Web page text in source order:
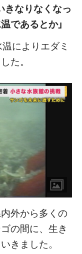
きなりなくなっ
であるとか」
によりエダミ
た。
外から多くの
の間に、生き
きました。